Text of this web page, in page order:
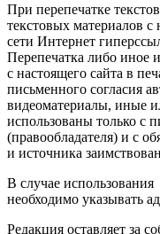
При перепечатке
текстовых материалов с
сети Интернет
Перепечатка либо иное
с настоящего сайта в
письменного согласия
видеоматериалы, иные
использованы только с
(правообладателя) и с
и источника
В случае
необходимо указывать
Редакция оставляет за